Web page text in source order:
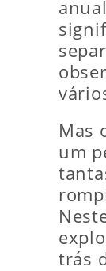
Mas
um
trás